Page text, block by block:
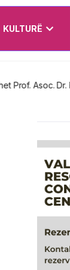
KULTURË